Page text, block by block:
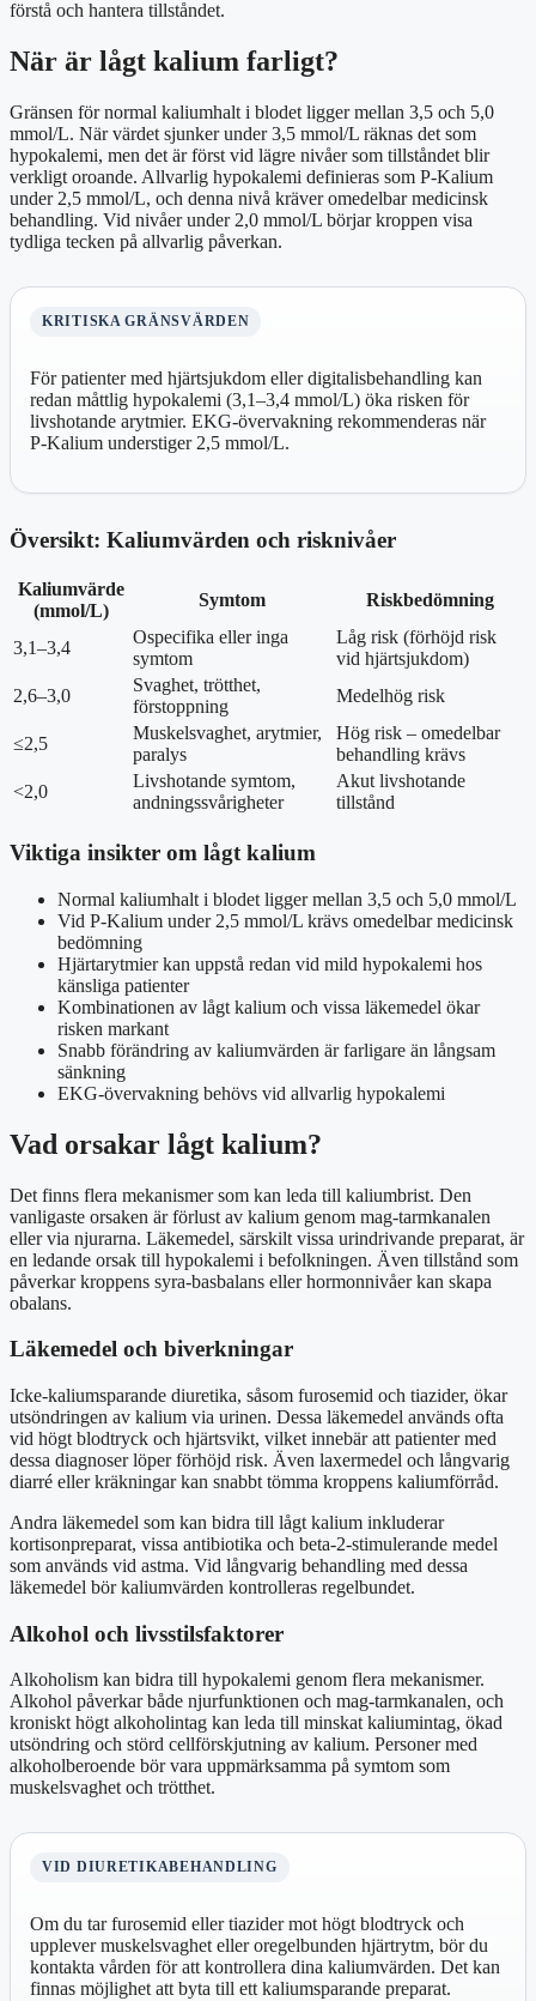
förstå och hantera tillståndet.
När är lågt kalium farligt?
Gränsen för normal kaliumhalt i blodet ligger mellan 3,5 och 5,0
mmol/L. När värdet sjunker under 3,5 mmol/L räknas det som
hypokalemi, men det är först vid lägre nivåer som tillståndet blir
verkligt oroande. Allvarlig hypokalemi definieras som P-Kalium
under 2,5 mmol/L, och denna nivå kräver omedelbar medicinsk
behandling. Vid nivåer under 2,0 mmol/L börjar kroppen visa
tydliga tecken på allvarlig påverkan.
KRITISKA GRÄNSVÄRDEN
För patienter med hjärtsjukdom eller digitalisbehandling kan
redan måttlig hypokalemi (3,1–3,4 mmol/L) öka risken för
livshotande arytmier. EKG-övervakning rekommenderas när
P-Kalium understiger 2,5 mmol/L.
Översikt: Kaliumvärden och risknivåer
Kaliumvärde
(mmol/L)
Symtom Riskbedömning
3,1–3,4
Ospecifika eller inga
symtom
Låg risk (förhöjd risk
vid hjärtsjukdom)
2,6–3,0
Svaghet, trötthet,
förstoppning
Medelhög risk
≤2,5
Muskelsvaghet, arytmier,
paralys
Hög risk – omedelbar
behandling krävs
<2,0
Livshotande symtom,
andningssvårigheter
Akut livshotande
tillstånd
Viktiga insikter om lågt kalium
Normal kaliumhalt i blodet ligger mellan 3,5 och 5,0 mmol/L
Vid P-Kalium under 2,5 mmol/L krävs omedelbar medicinsk
bedömning
Hjärtarytmier kan uppstå redan vid mild hypokalemi hos
känsliga patienter
Kombinationen av lågt kalium och vissa läkemedel ökar
risken markant
Snabb förändring av kaliumvärden är farligare än långsam
sänkning
EKG-övervakning behövs vid allvarlig hypokalemi
Vad orsakar lågt kalium?
Det finns flera mekanismer som kan leda till kaliumbrist. Den
vanligaste orsaken är förlust av kalium genom mag-tarmkanalen
eller via njurarna. Läkemedel, särskilt vissa urindrivande preparat, är
en ledande orsak till hypokalemi i befolkningen. Även tillstånd som
påverkar kroppens syra-basbalans eller hormonnivåer kan skapa
obalans.
Läkemedel och biverkningar
Icke-kaliumsparande diuretika, såsom furosemid och tiazider, ökar
utsöndringen av kalium via urinen. Dessa läkemedel används ofta
vid högt blodtryck och hjärtsvikt, vilket innebär att patienter med
dessa diagnoser löper förhöjd risk. Även laxermedel och långvarig
diarré eller kräkningar kan snabbt tömma kroppens kaliumförråd.
Andra läkemedel som kan bidra till lågt kalium inkluderar
kortisonpreparat, vissa antibiotika och beta-2-stimulerande medel
som används vid astma. Vid långvarig behandling med dessa
läkemedel bör kaliumvärden kontrolleras regelbundet.
Alkohol och livsstilsfaktorer
Alkoholism kan bidra till hypokalemi genom flera mekanismer.
Alkohol påverkar både njurfunktionen och mag-tarmkanalen, och
kroniskt högt alkoholintag kan leda till minskat kaliumintag, ökad
utsöndring och störd cellförskjutning av kalium. Personer med
alkoholberoende bör vara uppmärksamma på symtom som
muskelsvaghet och trötthet.
VID DIURETIKABEHANDLING
Om du tar furosemid eller tiazider mot högt blodtryck och
upplever muskelsvaghet eller oregelbunden hjärtrytm, bör du
kontakta vården för att kontrollera dina kaliumvärden. Det kan
finnas möjlighet att byta till ett kaliumsparande preparat.